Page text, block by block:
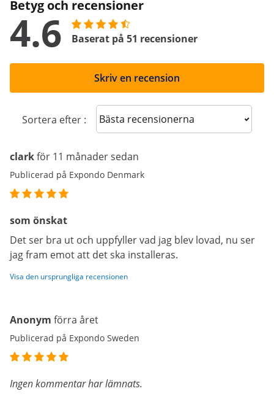
Betyg och recensioner
4.6 Baserat på 51 recensioner
Skriv en recension
Sortera efter : Sort reviews
clarkför 11 månader sedan
Publicerad på Expondo Denmark
som önskat
Det ser bra ut och uppfyller vad jag blev lovad, nu ser
jag fram emot att det ska installeras.
Visa den ursprungliga recensionen
Anonym förra året
Publicerad på Expondo Sweden
Ingen kommentar har lämnats.